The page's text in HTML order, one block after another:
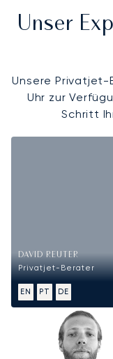
Unser
Unsere Privatjet-
Uhr zur
Schritt
DAVID REUTER
Privatjet-Berater
EN PT DE